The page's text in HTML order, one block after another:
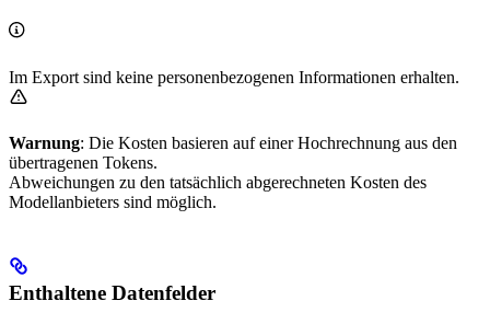
Im Export sind keine personenbezogenen Informationen erhalten.
Warnung: Die Kosten basieren auf einer Hochrechnung aus den
übertragenen Tokens.
Abweichungen zu den tatsächlich abgerechneten Kosten des
Modellanbieters sind möglich.
Enthaltene Datenfelder